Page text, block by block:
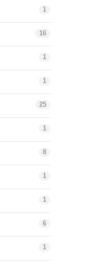
1
16
1
1
25
1
8
1
1
6
1